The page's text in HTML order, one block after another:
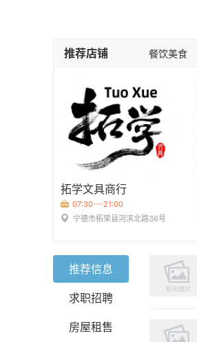
推荐店铺 餐饮美食
拓学文具商行
07:30---21:00
宁德市柘荣县河滨北路36号
推荐信息
求职招聘
房屋租售